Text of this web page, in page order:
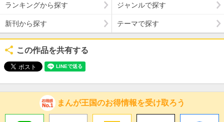
ランキングから探す ジャンルで探す
新刊から探す テーマで探す
この作品を共有する
まんが王国のお得情報を受け取ろう